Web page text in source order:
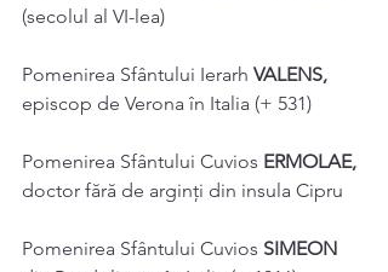
(secolul al VI-lea)
Pomenirea Sfântului Ierarh VALENS,
episcop de Verona în Italia (+ 531)
Pomenirea Sfântului Cuvios ERMOLAE,
doctor fără de arginţi din insula Cipru
Pomenirea Sfântului Cuvios SIMEON